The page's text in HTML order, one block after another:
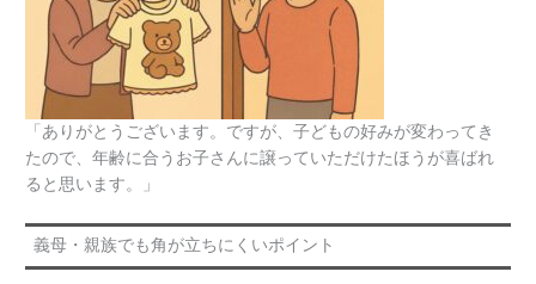
「ありがとうございます。ですが、子どもの好みが変わってき
たので、年齢に合うお子さんに譲っていただけたほうが喜ばれ
ると思います。」
義母・親族でも角が立ちにくいポイント